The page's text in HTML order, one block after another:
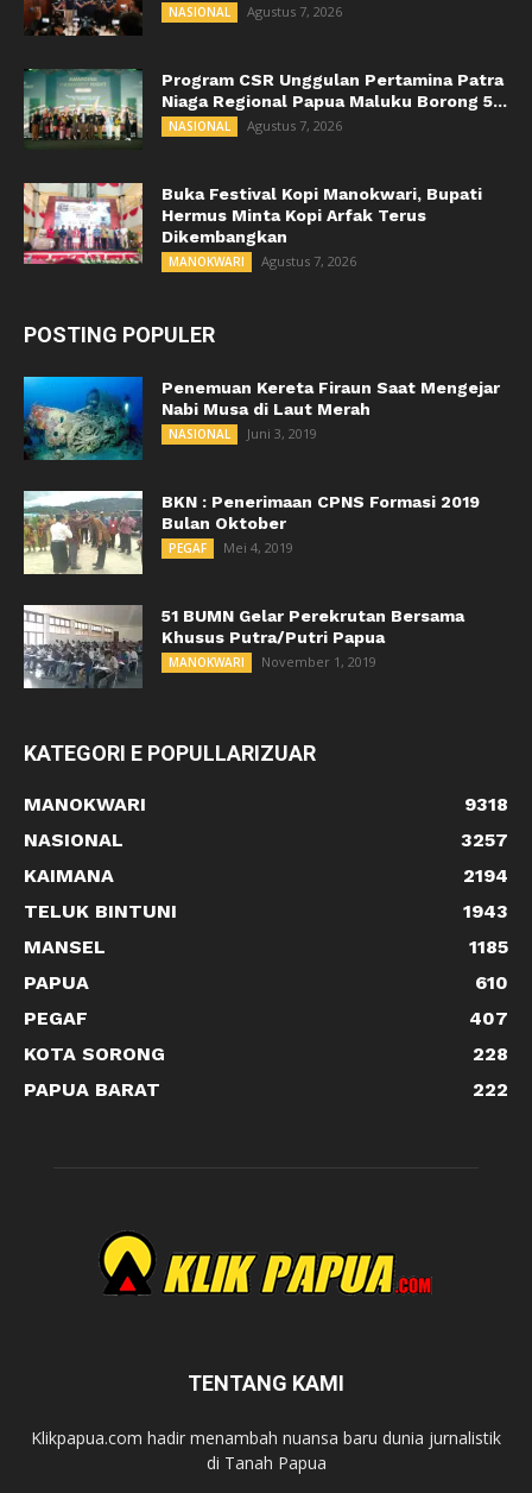
NASIONAL Agustus 7, 2026
Program CSR Unggulan Pertamina Patra
Niaga Regional Papua Maluku Borong 5...
NASIONAL Agustus 7, 2026
Buka Festival Kopi Manokwari, Bupati
Hermus Minta Kopi Arfak Terus
Dikembangkan
MANOKWARI Agustus 7, 2026
POSTING POPULER
Penemuan Kereta Firaun Saat Mengejar
Nabi Musa di Laut Merah
NASIONAL Juni 3, 2019
BKN : Penerimaan CPNS Formasi 2019
Bulan Oktober
PEGAF Mei 4, 2019
51 BUMN Gelar Perekrutan Bersama
Khusus Putra/Putri Papua
MANOKWARI November 1, 2019
KATEGORI E POPULLARIZUAR
MANOKWARI
9318
NASIONAL
3257
KAIMANA
2194
TELUK BINTUNI
1943
MANSEL
1185
PAPUA
610
PEGAF
407
KOTA SORONG
228
PAPUA BARAT
222
TENTANG KAMI
Klikpapua.com hadir menambah nuansa baru dunia jurnalistik
di Tanah Papua